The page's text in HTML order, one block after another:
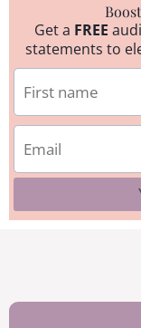
Get a FREE
statements to